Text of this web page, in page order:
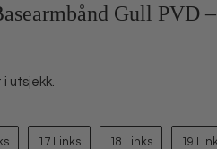
Gull PVD
utsjekk.
17 Links 18 Links 19